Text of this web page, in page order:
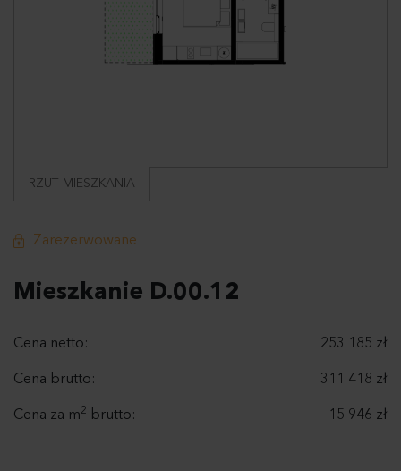
RZUT MIESZKANIA
Zarezerwowane
Mieszkanie D.00.12
Cena netto: 253 185 zł
Cena brutto: 311 418 zł
Cena za m2 brutto: 15 946 zł